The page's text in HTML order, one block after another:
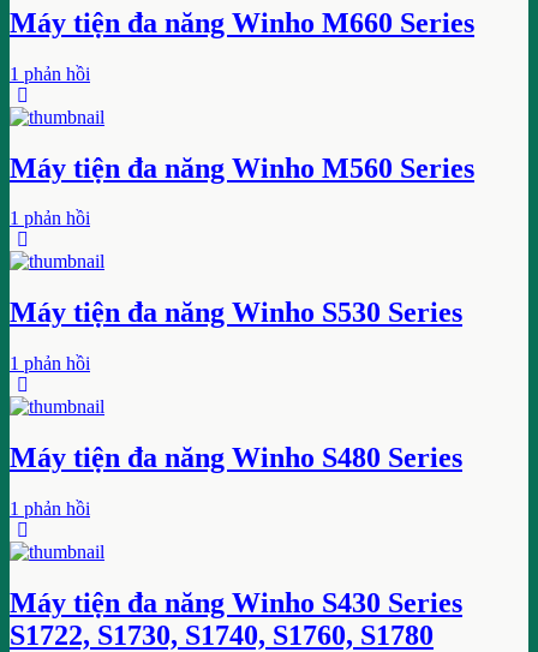
Máy tiện đa năng Winho M660 Series
1 phản hồi
Máy tiện đa năng Winho M560 Series
1 phản hồi
Máy tiện đa năng Winho S530 Series
1 phản hồi
Máy tiện đa năng Winho S480 Series
1 phản hồi
Máy tiện đa năng Winho S430 Series
S1722, S1730, S1740, S1760, S1780